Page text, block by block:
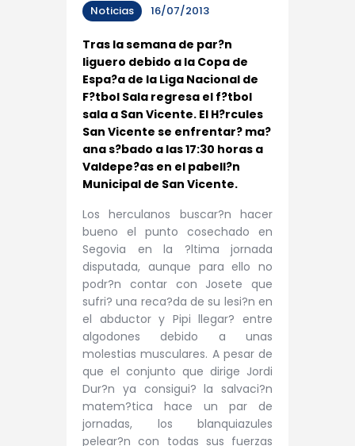
Noticias 16/07/2013
Tras la semana de par?n
liguero debido a la Copa de
Espa?a de la Liga Nacional de
F?tbol Sala regresa el f?tbol
sala a San Vicente. El H?rcules
San Vicente se enfrentar? ma?
ana s?bado a las 17:30 horas a
Valdepe?as en el pabell?n
Municipal de San Vicente.
Los herculanos buscar?n hacer
bueno el punto cosechado en
Segovia en la ?ltima jornada
disputada, aunque para ello no
podr?n contar con Josete que
sufri? una reca?da de su lesi?n en
el abductor y Pipi llegar? entre
algodones debido a unas
molestias musculares. A pesar de
que el conjunto que dirige Jordi
Dur?n ya consigui? la salvaci?n
matem?tica hace un par de
jornadas, los blanquiazules
pelear?n con todas sus fuerzas